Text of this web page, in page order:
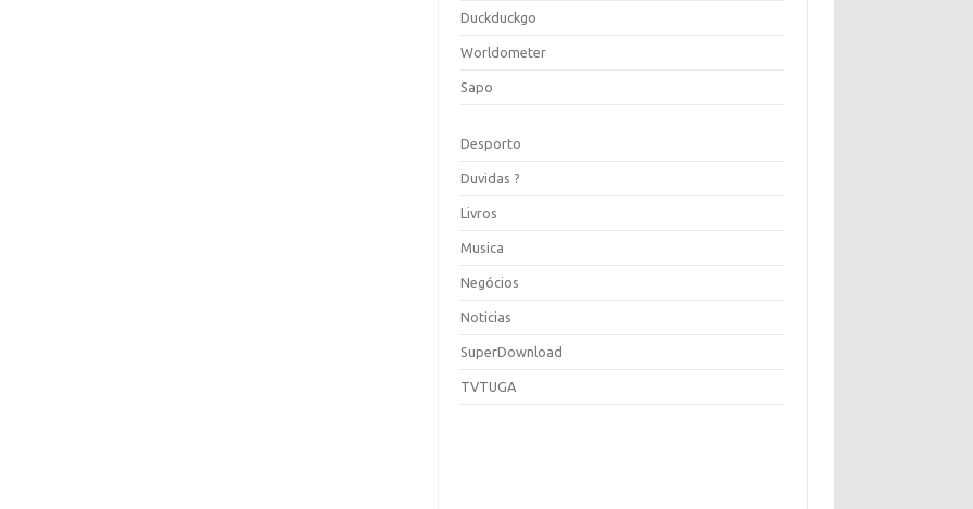
Duckduckgo
Worldometer
Sapo
Desporto
Duvidas ?
Livros
Musica
Negócios
Noticias
SuperDownload
TVTUGA